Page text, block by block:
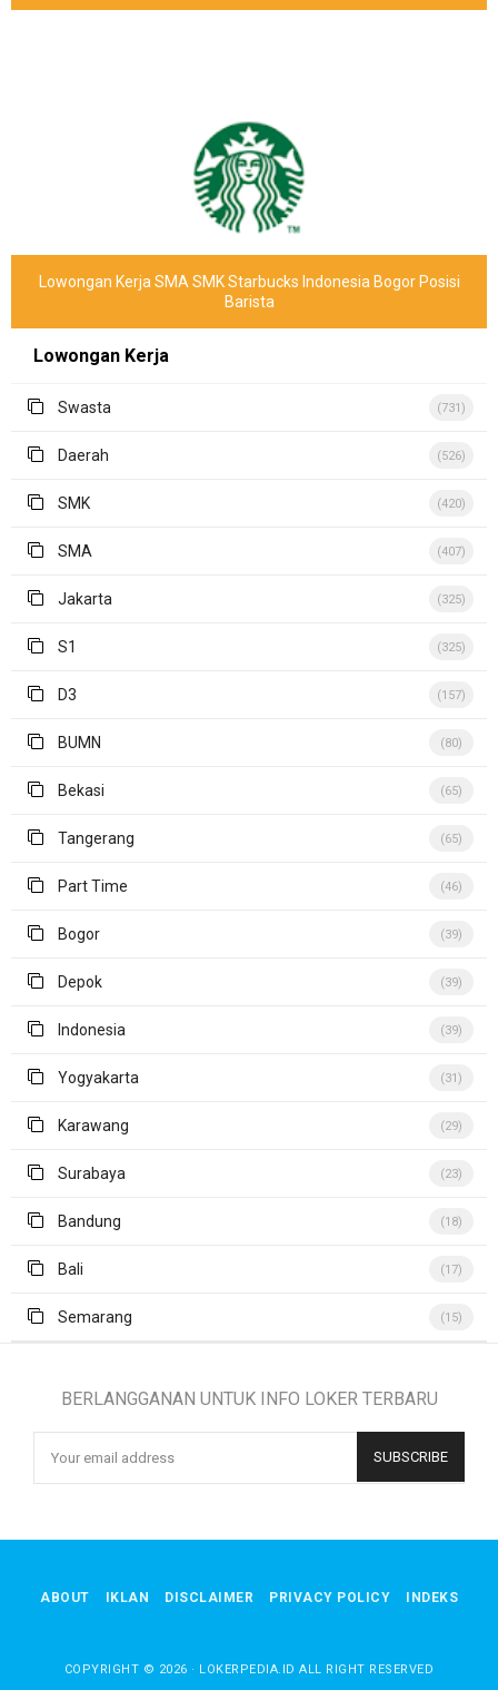
Lowongan Kerja SMA SMK Starbucks Indonesia Bogor Posisi
Barista
Lowongan Kerja
Swasta (731)
Daerah (526)
SMK (420)
SMA (407)
Jakarta (325)
S1 (325)
D3 (157)
BUMN (80)
Bekasi (65)
Tangerang (65)
Part Time (46)
Bogor (39)
Depok (39)
Indonesia (39)
Yogyakarta (31)
Karawang (29)
Surabaya (23)
Bandung (18)
Bali (17)
Semarang (15)
BERLANGGANAN UNTUK INFO LOKER TERBARU
ABOUT IKLAN DISCLAIMER PRIVACY POLICY INDEKS
COPYRIGHT © 2026 · LOKERPEDIA.ID ALL RIGHT RESERVED